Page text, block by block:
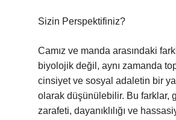
Sizin Perspektifiniz?
Camız ve manda arasındaki
biyolojik değil, aynı zamanda
cinsiyet ve sosyal adaletin bir
olarak düşünülebilir. Bu farklar,
zarafeti, dayanıklılığı ve